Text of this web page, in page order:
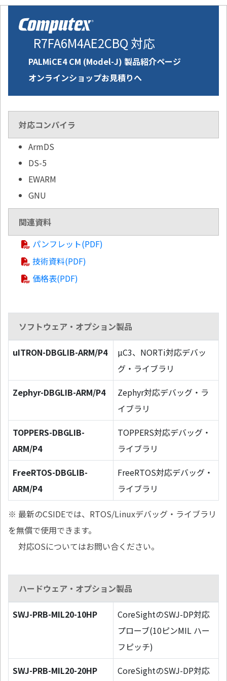
R7FA6M4AE2CBQ 対応
PALMiCE4 CM (Model-J) 製品紹介ページ
オンラインショップお見積りへ
対応コンパイラ
ArmDS
DS-5
EWARM
GNU
関連資料
パンフレット(PDF)
技術資料(PDF)
価格表(PDF)
ソフトウェア・オプション製品
uITRON-DBGLIB-ARM/P4
µC3、NORTi対応デバッ
グ・ライブラリ
Zephyr-DBGLIB-ARM/P4
Zephyr対応デバッグ・ラ
イブラリ
TOPPERS-DBGLIB-
ARM/P4
TOPPERS対応デバッグ・
ライブラリ
FreeRTOS-DBGLIB-
ARM/P4
FreeRTOS対応デバッグ・
ライブラリ
※ 最新のCSIDEでは、RTOS/Linuxデバッグ・ライブラリ
を無償で使用できます。
対応OSについてはお問い合ください。
ハードウェア・オプション製品
SWJ-PRB-MIL20-10HP
CoreSightのSWJ-DP対応
プローブ(10ピンMIL ハー
フピッチ)
SWJ-PRB-MIL20-20HP
CoreSightのSWJ-DP対応